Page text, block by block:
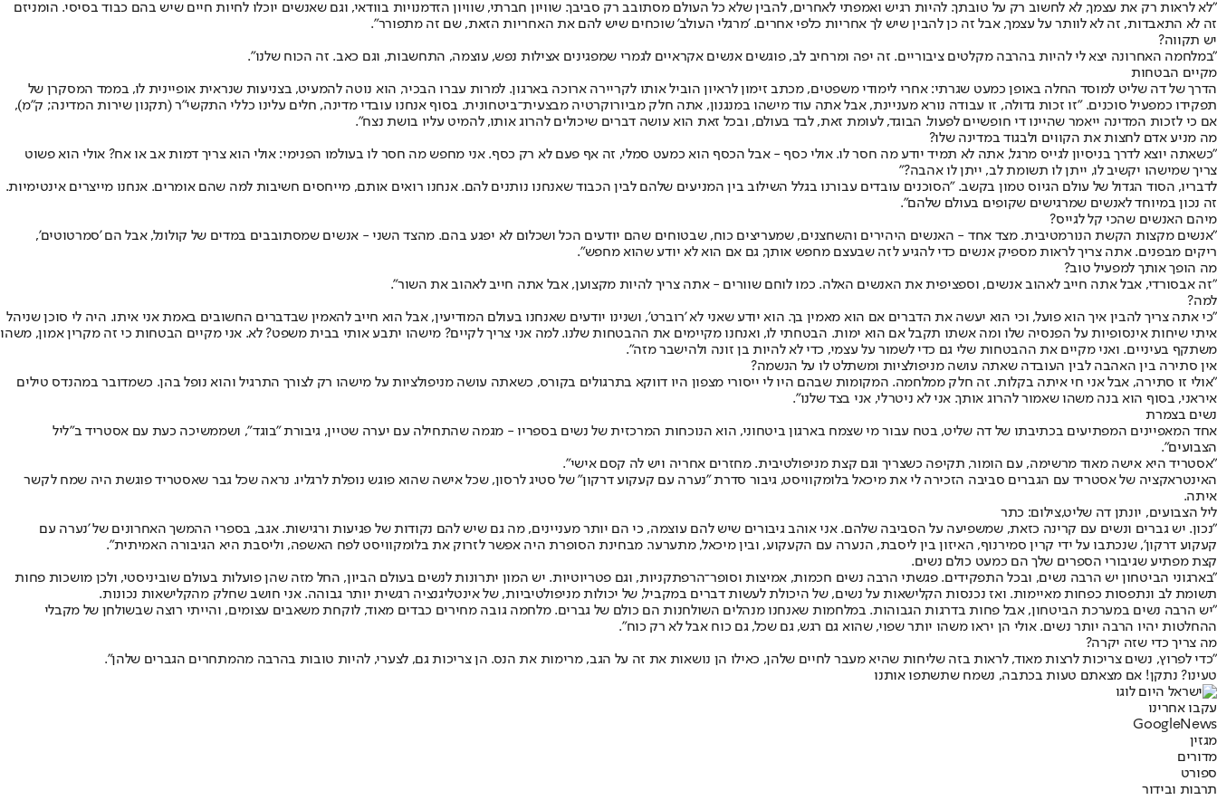
"לא לראות רק את עצמך, לא לחשוב רק על טובתך. להיות רגיש ואמפתי לאחרים, להבין שלא כל העולם מסתובב רק סביבך. שוויון חברתי, שוויון הזדמנויות בוודאי, וגם שאנשים יוכלו לחיות חיים שיש בהם כבוד בסיסי. הומניזם
זה לא התאבדות, זה לא לוותר על עצמך, אבל זה כן להבין שיש לך אחריות כלפי אחרים. 'מרגלי העולב' שוכחים שיש להם את האחריות הזאת, שם זה מתפורר".
יש תקווה?
"במלחמה האחרונה יצא לי להיות בהרבה מקלטים ציבוריים. זה יפה ומרחיב לב, פוגשים אנשים אקראיים לגמרי שמפגינים אצילות נפש, עוצמה, התחשבות, וגם כאב. זה הכוח שלנו".
מקיים הבטחות
הדרך של דה שליט למוסד החלה באופן כמעט שגרתי: אחרי לימודי משפטים, מכתב זימון לראיון הוביל אותו לקריירה ארוכה בארגון. למרות עברו הבכיר, הוא נוטה להמעיט, בצניעות שנראית אופיינית לו, בממד המסקרן של
תפקידו כמפעיל סוכנים. "זו זכות גדולה, זו עבודה נורא מעניינת, אבל אתה עוד מישהו במנגנון, אתה חלק מביורוקרטיה מבצעית־ביטחונית. בסוף אנחנו עובדי מדינה, חלים עלינו כללי התקשי"ר (תקנון שירות המדינה; ק"מ),
אם כי לזכות המדינה ייאמר שהיינו די חופשיים לפעול. הבוגד, לעומת זאת, לבד בעולם, ובכל זאת הוא עושה דברים שיכולים להרוג אותו, להמיט עליו בושת נצח".
מה מניע אדם לחצות את הקווים ולבגוד במדינה שלו?
"כשאתה יוצא לדרך בניסיון לגייס מרגל, אתה לא תמיד יודע מה חסר לו. אולי כסף - אבל הכסף הוא כמעט סמלי, זה אף פעם לא רק כסף. אני מחפש מה חסר לו בעולמו הפנימי: אולי הוא צריך דמות אב או אח? אולי הוא פשוט
צריך שמישהו יקשיב לו, ייתן לו תשומת לב, ייתן לו אהבה?"
לדבריו, הסוד הגדול של עולם הגיוס טמון בקשב. "הסוכנים עובדים עבורנו בגלל השילוב בין המניעים שלהם לבין הכבוד שאנחנו נותנים להם. אנחנו רואים אותם, מייחסים חשיבות למה שהם אומרים. אנחנו מייצרים אינטימיות.
זה נכון במיוחד לאנשים שמרגישים שקופים בעולם שלהם".
מיהם האנשים שהכי קל לגייס?
"אנשים מקצות הקשת הנורמטיבית. מצד אחד - האנשים היהירים והשחצנים, שמעריצים כוח, שבטוחים שהם יודעים הכל ושכלום לא יפגע בהם. מהצד השני - אנשים שמסתובבים במדים של קולונל, אבל הם 'סמרטוטים',
ריקים מבפנים. אתה צריך לראות מספיק אנשים כדי להגיע לזה שבעצם מחפש אותך, גם אם הוא לא יודע שהוא מחפש".
מה הופך אותך למפעיל טוב?
"זה אבסורדי, אבל אתה חייב לאהוב אנשים, וספציפית את האנשים האלה. כמו לוחם שוורים - אתה צריך להיות מקצוען, אבל אתה חייב לאהוב את השור".
למה?
"כי אתה צריך להבין איך הוא פועל, וכי הוא יעשה את הדברים אם הוא מאמין בך. הוא יודע שאני לא 'רוברט', ושנינו יודעים שאנחנו בעולם המודיעין, אבל הוא חייב להאמין שבדברים החשובים באמת אני איתו. היה לי סוכן שניהל
איתי שיחות אינסופיות על הפנסיה שלו ומה אשתו תקבל אם הוא ימות. הבטחתי לו, ואנחנו מקיימים את ההבטחות שלנו. למה אני צריך לקיים? מישהו יתבע אותי בבית משפט? לא. אני מקיים הבטחות כי זה מקרין אמון, משהו
משתקף בעיניים. ואני מקיים את ההבטחות שלי גם כדי לשמור על עצמי, כדי לא להיות בן זונה ולהישבר מזה".
אין סתירה בין האהבה לבין העובדה שאתה עושה מניפולציות ומשתלט לו על הנשמה?
"אולי זו סתירה, אבל אני חי איתה בקלות. זה חלק ממלחמה. המקומות שבהם היו לי ייסורי מצפון היו דווקא בתרגולים בקורס, כשאתה עושה מניפולציות על מישהו רק לצורך התרגיל והוא נופל בהן. כשמדובר במהנדס טילים
איראני, בסוף הוא בנה משהו שאמור להרוג אותך. אני לא ניטרלי, אני בצד שלנו".
נשים בצמרת
אחד המאפיינים המפתיעים בכתיבתו של דה שליט, בטח עבור מי שצמח בארגון ביטחוני, הוא הנוכחות המרכזית של נשים בספריו - מגמה שהתחילה עם יערה שטיין, גיבורת "בוגד", ושממשיכה כעת עם אסטריד ב"ליל
הצבועים".
"אסטריד היא אישה מאוד מרשימה, עם הומור, תקיפה כשצריך וגם קצת מניפולטיבית. מחזרים אחריה ויש לה קסם אישי".
האינטראקציה של אסטריד עם הגברים סביבה הזכירה לי את מיכאל בלומקוויסט, גיבור סדרת "נערה עם קעקוע דרקון" של סטיג לרסון, שכל אישה שהוא פוגש נופלת לרגליו. נראה שכל גבר שאסטריד פוגשת היה שמח לקשר
איתה.
ליל הצבועים, יונתן דה שליט,צילום: כתר
"נכון. יש גברים ונשים עם קרינה כזאת, שמשפיעה על הסביבה שלהם. אני אוהב גיבורים שיש להם עוצמה, כי הם יותר מעניינים, מה גם שיש להם נקודות של פגיעות ורגישות. אגב, בספרי ההמשך האחרונים של 'נערה עם
קעקוע דרקון', שנכתבו על ידי קרין סמירנוף, האיזון בין ליסבת, הנערה עם הקעקוע, ובין מיכאל, מתערער. מבחינת הסופרת היה אפשר לזרוק את בלומקוויסט לפח האשפה, וליסבת היא הגיבורה האמיתית".
קצת מפתיע שגיבורי הספרים שלך הם כמעט כולם נשים.
"בארגוני הביטחון יש הרבה נשים, ובכל התפקידים. פגשתי הרבה נשים חכמות, אמיצות וסופר־הרפתקניות, וגם פטריוטיות. יש המון יתרונות לנשים בעולם הביון, החל מזה שהן פועלות בעולם שוביניסטי, ולכן מושכות פחות
תשומת לב ונתפסות כפחות מאיימות. ואז נכנסות הקלישאות על נשים, של היכולת לעשות דברים במקביל, של יכולות מניפולטיביות, של אינטליגנציה רגשית יותר גבוהה. אני חושב שחלק מהקלישאות נכונות.
"יש הרבה נשים במערכת הביטחון, אבל פחות בדרגות הגבוהות. במלחמות שאנחנו מנהלים השולחנות הם כולם של גברים. מלחמה גובה מחירים כבדים מאוד, לוקחת משאבים עצומים, והייתי רוצה שבשולחן של מקבלי
ההחלטות יהיו הרבה יותר נשים. אולי הן יראו משהו יותר שפוי, שהוא גם רגש, גם שכל, גם כוח אבל לא רק כוח".
מה צריך כדי שזה יקרה?
"כדי לפרוץ, נשים צריכות לרצות מאוד, לראות בזה שליחות שהיא מעבר לחיים שלהן, כאילו הן נושאות את זה על הגב, מרימות את הנס. הן צריכות גם, לצערי, להיות טובות בהרבה מהמתחרים הגברים שלהן".
טעינו? נתקן! אם מצאתם טעות בכתבה, נשמח שתשתפו אותנו
עקבו אחרינו
Googl eNews
מגזין
מדורים
ספורט
תרבות ובידור